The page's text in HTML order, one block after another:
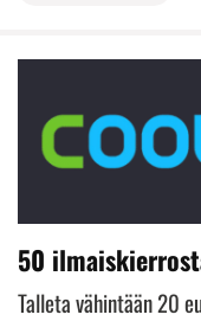
50
Talleta vähintään 20